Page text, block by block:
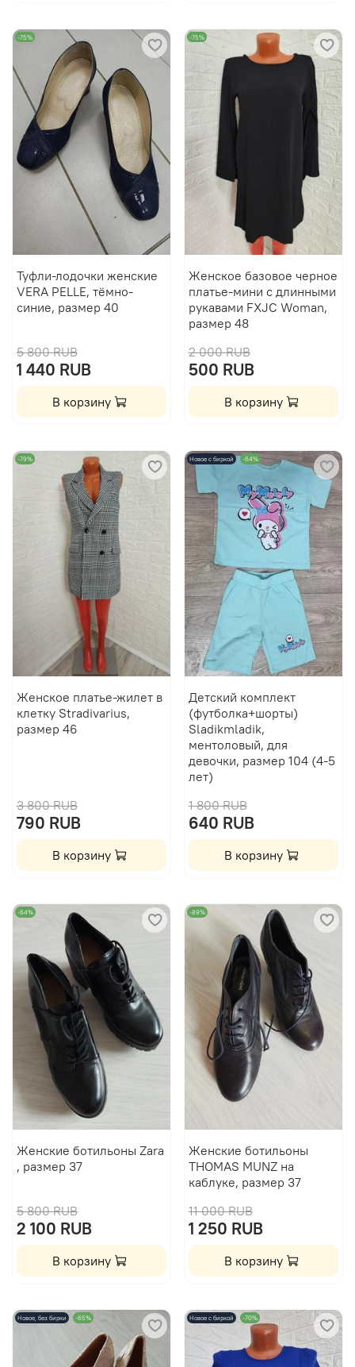
-75%
Туфли-лодочки женские
VERA PELLE, тёмно-
синие, размер 40
5 800 RUB
1 440 RUB
В корзину
-75%
Женское базовое черное
платье-мини с длинными
рукавами FXJC Woman,
размер 48
2 000 RUB
500 RUB
В корзину
-79%
Женское платье-жилет в
клетку Stradivarius,
размер 46
3 800 RUB
790 RUB
В корзину
Новое с биркой -64%
Детский комплект
(футболка+шорты)
Sladikmladik,
ментоловый, для
девочки, размер 104 (4-5
лет)
1 800 RUB
640 RUB
В корзину
-64%
Женские ботильоны Zara
, размер 37
5 800 RUB
2 100 RUB
В корзину
-89%
Женские ботильоны
THOMAS MUNZ на
каблуке, размер 37
11 000 RUB
1 250 RUB
В корзину
Новое, без бирки -65% Новое с биркой -70%